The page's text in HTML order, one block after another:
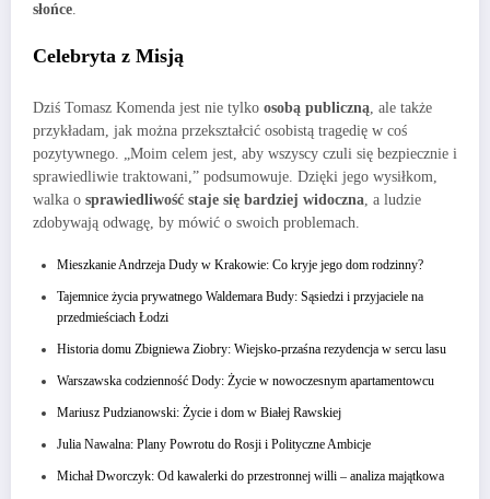
słońce.
Celebryta z Misją
Dziś Tomasz Komenda jest nie tylko osobą publiczną , ale także
przykładam, jak można przekształcić osobistą tragedię w coś
pozytywnego. „Moim celem jest, aby wszyscy czuli się bezpiecznie i
sprawiedliwie traktowani,” podsumowuje. Dzięki jego wysiłkom,
walka o sprawiedliwość staje się bardziej widoczna , a ludzie
zdobywają odwagę, by mówić o swoich problemach.
Mieszkanie Andrzeja Dudy w Krakowie: Co kryje jego dom rodzinny?
Tajemnice życia prywatnego Waldemara Budy: Sąsiedzi i przyjaciele na
przedmieściach Łodzi
Historia domu Zbigniewa Ziobry: Wiejsko-przaśna rezydencja w sercu lasu
Warszawska codzienność Dody: Życie w nowoczesnym apartamentowcu
Mariusz Pudzianowski: Życie i dom w Białej Rawskiej
Julia Nawalna: Plany Powrotu do Rosji i Polityczne Ambicje
Michał Dworczyk: Od kawalerki do przestronnej willi – analiza majątkowa